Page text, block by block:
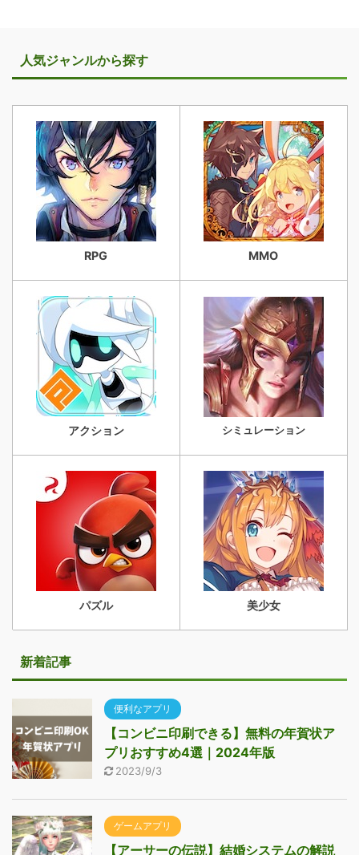
人気ジャンルから探す
RPG MMO
アクション シミュレーション
パズル 美少女
新着記事
便利なアプリ
【コンビニ印刷できる】無料の年賀状ア
プリおすすめ4選｜2024年版
2023/9/3
ゲームアプリ
【アーサーの伝説】結婚システムの解説